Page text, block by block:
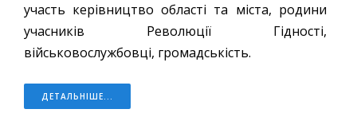
участь керівництво області та міста, родини
учасників Революції Гідності,
військовослужбовці, громадськість.
ДЕТАЛЬНІШЕ...